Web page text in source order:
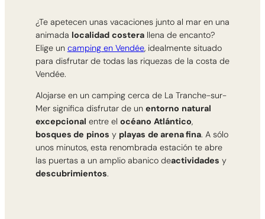
¿Te apetecen unas vacaciones junto al mar en una
animada localidad costerallena de encanto?
Elige un camping en Vendée, idealmente situado
para disfrutar de todas las riquezas de la costa de
Vendée.
Alojarse en un camping cerca de La Tranche-sur-
Mer significa disfrutar de un entorno natural
excepcional entre el océano Atlántico,
bosques de pinos y playas de arena fina. A sólo
unos minutos, esta renombrada estación te abre
las puertas a un amplio abanico deactividades y
descubrimientos.